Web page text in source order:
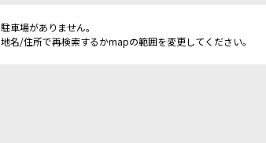
駐車場がありません。
地名/住所で再検索するかmapの範囲を変更してください。